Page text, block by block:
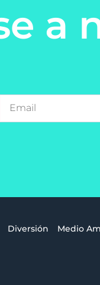
a
Diversión Medio